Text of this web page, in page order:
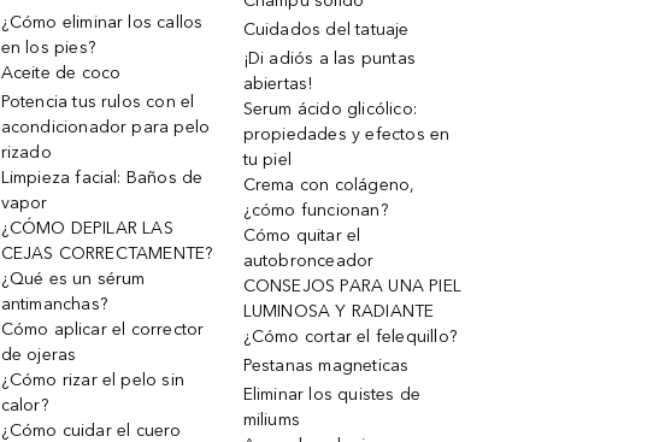
¿Cómo eliminar los callos
en los pies?
Aceite de coco
Potencia tus rulos con el
acondicionador para pelo
rizado
Limpieza facial: Baños de
vapor
¿CÓMO DEPILAR LAS
CEJAS CORRECTAMENTE?
¿Qué es un sérum
antimanchas?
Cómo aplicar el corrector
de ojeras
¿Cómo rizar el pelo sin
calor?
¿Cómo cuidar el cuero
Cuidados del tatuaje
¡Di adiós a las puntas
abiertas!
Serum ácido glicólico:
propiedades y efectos en
tu piel
Crema con colágeno,
¿cómo funcionan?
Cómo quitar el
autobronceador
CONSEJOS PARA UNA PIEL
LUMINOSA Y RADIANTE
¿Cómo cortar el felequillo?
Pestanas magneticas
Eliminar los quistes de
miliums